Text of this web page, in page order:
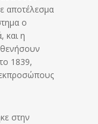
αποτέλεσμα
ο
και η
1839,
στην